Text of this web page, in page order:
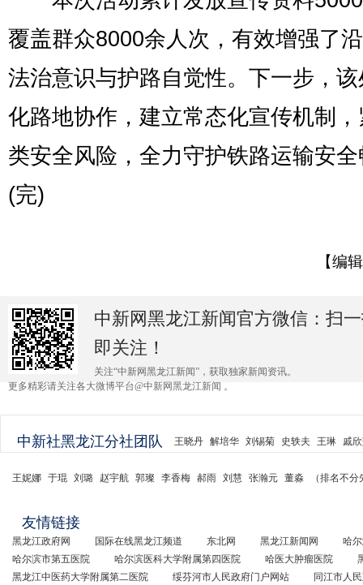
覆盖群众8000余人次，有效增强了
法治意识与护路自觉性。下一步，
化路地协作，建立常态化宣传机制
类安全风险，全力守护铁路运输安
(完)
【编
中新网黑龙江新闻官方微信：扫
即关注！
关注“中新网黑龙江新闻”，获取独家新闻资讯。
更多精彩请关注各大微博平台@中新网黑龙江新闻 。
中新社黑龙江分社团队 王晓丹 解培华 刘锡菊 史轶夫 王琳 戚
王妮娜 于琨 刘璐 赵宇航 郭璨 李香梅 郝雨 刘慧 张瀚元 董淼 （排名不
友情链接
黑龙江政府网 国际在线黑龙江频道 东北网 黑龙江新闻网
哈
哈尔滨市第五医院
哈尔滨医科大学附属第四医院 哈医大肿瘤医院
黑龙江中医药大学附属第二医院
绥芬河市人民政府门户网站 同江市人